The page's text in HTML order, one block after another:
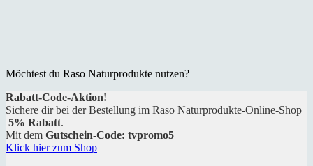
Möchtest du Raso Naturprodukte nutzen?
Rabatt-Code-Aktion!
Sichere dir bei der Bestellung im Raso Naturprodukte-Online-Shop
5% Rabatt.
Mit dem Gutschein-Code: tvpromo5
Klick hier zum Shop